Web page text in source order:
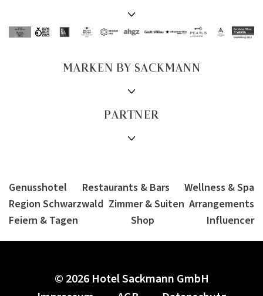
MARKEN BY SACKMANN
PARTNER
Genusshotel Restaurants & Bars
Wellness & Spa
Region Schwarzwald Zimmer & Suiten Arrangements
Feiern & Tagen
Shop Influencer
© 2026 Hotel Sackmann GmbH